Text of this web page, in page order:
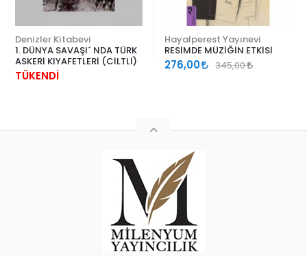
Denizler Kitabevi
1. DÜNYA SAVAŞI´ NDA TÜRK
ASKERİ KIYAFETLERİ (CİLTLİ)
TÜKENDİ
Hayalperest Yayınevi
RESİMDE MÜZİĞİN ETKİSİ
276,00 345,00